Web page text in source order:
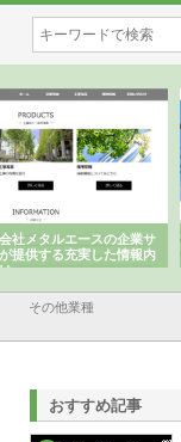
社メタルエースの企業サ
提供する充実した情報内
その他業種
おすすめ記事